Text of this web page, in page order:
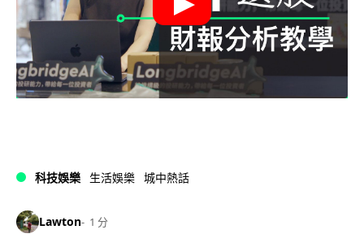
科技娛樂 生活娛樂 城中熱話
Lawton 1 分